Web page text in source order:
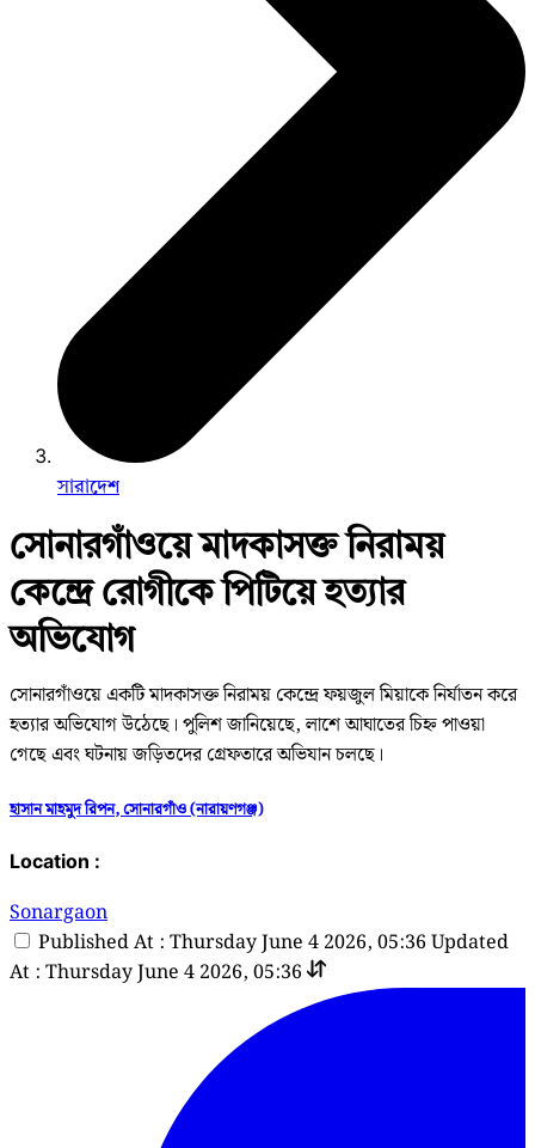
সারাদেশ
সোনারগাঁওয়ে মাদকাসক্ত নিরাময়
কেন্দ্রে রোগীকে পিটিয়ে হত্যার
অভিযোগ
সোনারগাঁওয়ে একটি মাদকাসক্ত নিরাময় কেন্দ্রে ফয়জুল মিয়াকে নির্যাতন করে
হত্যার অভিযোগ উঠেছে। পুলিশ জানিয়েছে, লাশে আঘাতের চিহ্ন পাওয়া
গেছে এবং ঘটনায় জড়িতদের গ্রেফতারে অভিযান চলছে।
হাসান মাহমুদ রিপন, সোনারগাঁও (নারায়ণগঞ্জ)
Location :
Sonargaon
Published At : Thursday June 4 2026, 05:36 Updated
At : Thursday June 4 2026, 05:36